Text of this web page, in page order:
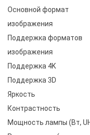
Основной формат
изображения
Поддержка форматов
изображения
Поддержка 4K
Поддержка 3D
Яркость
Контрастность
Мощность лампы (Вт,